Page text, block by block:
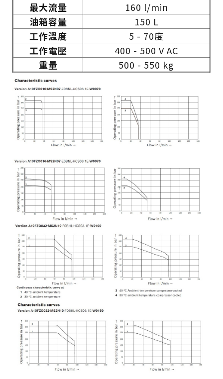
最大流量
160 l/min
油箱容量
150 L
工作溫度
5 - 70度
工作電壓
400 - 500 V AC
重量
500 - 550 kg